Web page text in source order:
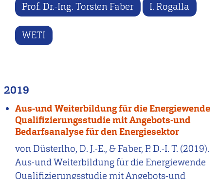
Prof. Dr.-Ing. Torsten Faber I. Rogalla
WETI
2019
Aus-und Weiterbildung für die Energiewende
Qualifizierungsstudie mit Angebots-und
Bedarfsanalyse für den Energiesektor
von Düsterlho, D. J.-E., & Faber, P. D.-I. T. (2019).
Aus-und Weiterbildung für die Energiewende
Qualifizierungsstudie mit Angebots-und